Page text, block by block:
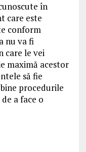
în
care este
conform
nu va fi
care le vei
maximă acestor
să fie
procedurile
a face o